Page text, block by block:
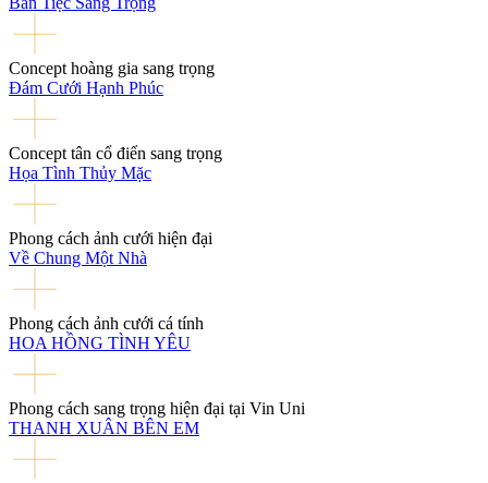
Concept hoàng gia sang trọng
Đám Cưới Hạnh Phúc
Concept tân cổ điển sang trọng
Họa Tình Thủy Mặc
Phong cách ảnh cưới hiện đại
Về Chung Một Nhà
Phong cách ảnh cưới cá tính
HOA HỒNG TÌNH YÊU
Phong cách sang trọng hiện đại tại Vin Uni
THANH XUÂN BÊN EM